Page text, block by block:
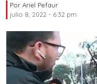
Por Ariel Pefaur
julio 8, 2022 - 6:32 pm